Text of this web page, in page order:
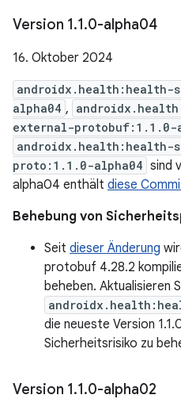
Version 1.1.0-alpha04
16. Oktober 2024
alpha04 ,
external-protobuf:1.1.0-
proto:1.1.0-alpha04 sind
alpha04 enthält diese
Behebung von
Seit dieser Änderung
protobuf 4.28.2
beheben. Aktualisieren
die neueste Version
Sicherheitsrisiko zu
Version 1.1.0-alpha02